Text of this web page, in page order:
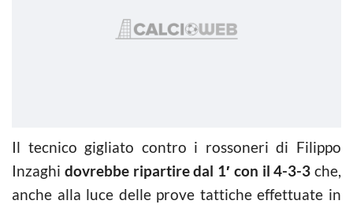
Il tecnico gigliato contro i rossoneri di Filippo
Inzaghi dovrebbe ripartire dal 1′ con il 4-3-3 che,
anche alla luce delle prove tattiche effettuate in